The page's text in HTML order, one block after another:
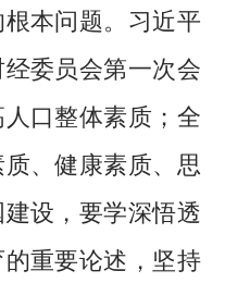
本问题。习近平
委员会第一次会
口整体素质；全
、健康素质、思
设，要学深悟透
重要论述，坚持